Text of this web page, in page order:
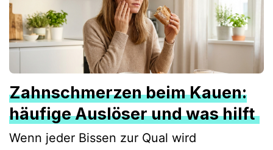
Zahnschmerzen beim Kauen:
häufige Auslöser und was hilft
Wenn jeder Bissen zur Qual wird